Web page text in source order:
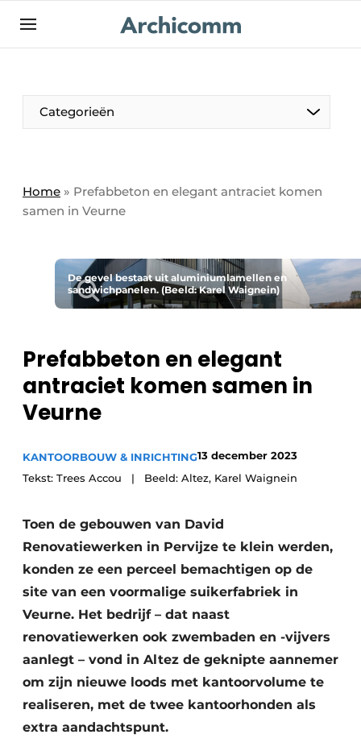
NL be-FR
Categorieën
Home » Prefabbeton en elegant antraciet komen
samen in Veurne
De gevel bestaat uit aluminiumlamellen en
sandwichpanelen. (Beeld: Karel Waignein)
Prefabbeton en elegant
antraciet komen samen in
Veurne
KANTOORBOUW & INRICHTING13 december 2023
Tekst: Trees Accou | Beeld: Altez, Karel Waignein
Toen de gebouwen van David
Renovatiewerken in Pervijze te klein werden,
konden ze een perceel bemachtigen op de
site van een voormalige suikerfabriek in
Veurne. Het bedrijf – dat naast
renovatiewerken ook zwembaden en -vijvers
aanlegt – vond in Altez de geknipte aannemer
om zijn nieuwe loods met kantoorvolume te
realiseren, met de twee kantoorhonden als
extra aandachtspunt.